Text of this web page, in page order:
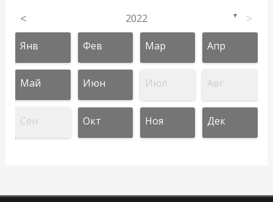
< 2022 ▼ >
Янв Фев Мар Апр
Май Июн Июл Авг
Сен Окт Ноя Дек